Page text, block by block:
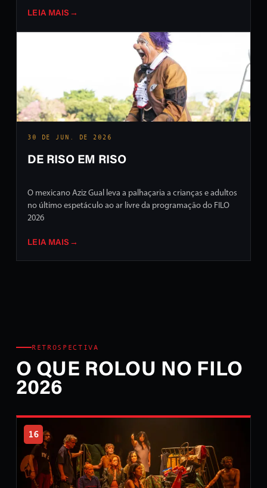
LEIA MAIS →
30 DE JUN. DE 2026
DE RISO EM RISO
O mexicano Aziz Gual leva a palhaçaria a crianças e adultos
no último espetáculo ao ar livre da programação do FILO
2026
LEIA MAIS →
RETROSPECTIVA
O QUE ROLOU NO FILO
2026
16